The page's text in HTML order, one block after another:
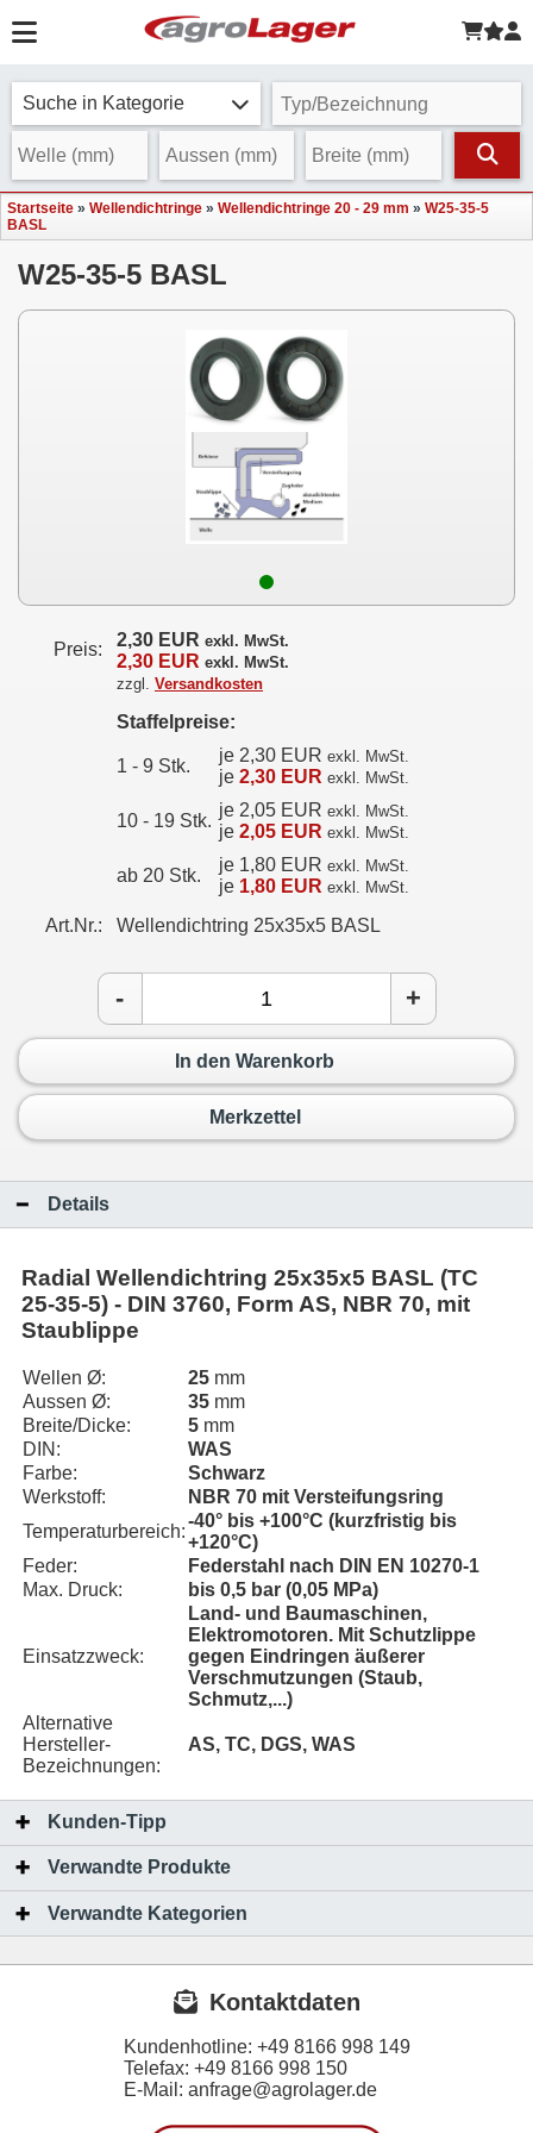
Suche in Kategorie
Startseite » Wellendichtringe » Wellendichtringe 20 - 29 mm » W25-35-5
BASL
W25-35-5 BASL
Preis: 2,30 EUR exkl. MwSt.
2,30 EUR exkl. MwSt.
zzgl. Versandkosten
Staffelpreise:
1 - 9 Stk.
je 2,30 EUR exkl. MwSt.
je 2,30 EUR exkl. MwSt.
10 - 19 Stk.
je 2,05 EUR exkl. MwSt.
je 2,05 EUR exkl. MwSt.
ab 20 Stk.
je 1,80 EUR exkl. MwSt.
je 1,80 EUR exkl. MwSt.
Art.Nr.: Wellendichtring 25x35x5 BASL
- +
In den Warenkorb
Merkzettel
Details
Radial Wellendichtring 25x35x5 BASL (TC
25-35-5) - DIN 3760, Form AS, NBR 70, mit
Staublippe
Wellen Ø: 25 mm
Aussen Ø:
35 mm
Breite/Dicke:
5 mm
DIN:
WAS
Farbe:
Schwarz
Werkstoff:
NBR 70 mit Versteifungsring
Temperaturbereich:
-40° bis +100°C (kurzfristig bis
+120°C)
Feder:
Federstahl nach DIN EN 10270-1
Max. Druck:
bis 0,5 bar (0,05 MPa)
Einsatzzweck:
Land- und Baumaschinen,
Elektromotoren. Mit Schutzlippe
gegen Eindringen äußerer
Verschmutzungen (Staub,
Schmutz,...)
Alternative
Hersteller-
Bezeichnungen:
AS, TC, DGS, WAS
Kunden-Tipp
Verwandte Produkte
Verwandte Kategorien
Kontaktdaten
Kundenhotline: +49 8166 998 149
Telefax: +49 8166 998 150
E-Mail: anfrage@agrolager.de